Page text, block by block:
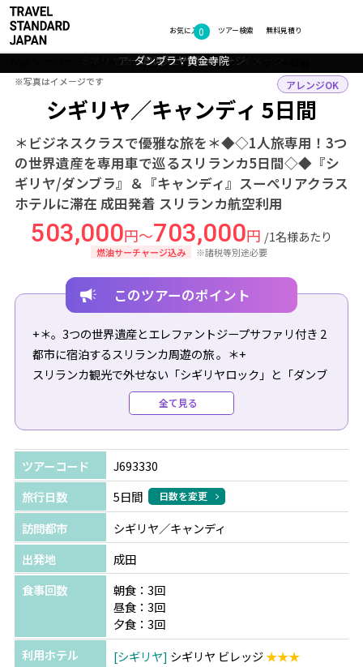
お気に入り
0 無料見積り
ツアー検索
スリランカ シギリヤ・キャンディ
シギリヤ／キャンディ 5日間
＊ビジネスクラスで優雅な旅を＊◆◇1人旅専用！3つ
の世界遺産を専用車で巡るスリランカ5日間◇◆『シ
ギリヤ/ダンブラ』＆『キャンディ』スーぺリアクラス
ホテルに滞在 成田発着 スリランカ航空利用
アレンジOK
503,000円～703,000円 /1名様あたり
燃油サーチャージ込み ※諸税等別途必要
ミネリヤ国立公園 ジープサファリ イメージ
アーユルヴェーダ イメージ
シギリヤロック
ダンブラ：黄金寺院
フォトギャラリー
※写真はイメージです
※写真はイメージです
このツアーのポイント
+＊。3つの世界遺産とエレファントジープサファリ付き 2
都市に宿泊するスリランカ周遊の旅 。＊+
スリランカ観光で外せない「シギリヤロック」と「ダンブ
ラ石窟寺院」の観光に加え、「キャンディ」を巡る世界遺
産ツアーをご用意！シギリヤ又はダンブッラに2泊、キャ
ンディに1泊します。コロンボでは市内観光やショッピン
グもお楽しみいただけます。
ドライバーは日本語スタッフなのでご安心ください♪
全て見る
ツアーコード
J693330
旅行日数
5日間 日数を変更
訪問都市
シギリヤ／キャンディ
出発地
成田
食事回数
朝食：3回
昼食：3回
夕食：3回
利用ホテル
シギリヤ シギリヤ ビレッジ★★★